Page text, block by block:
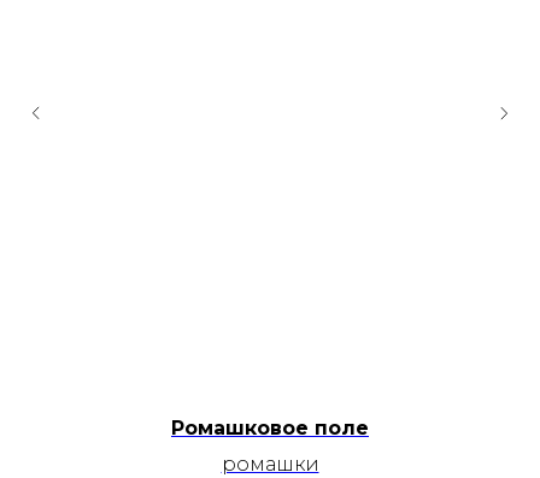
Ромашковое поле
ромашки